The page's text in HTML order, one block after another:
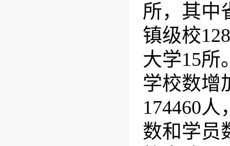
所，其中
镇级校
大学15所
学校数增
174460人
数和学员